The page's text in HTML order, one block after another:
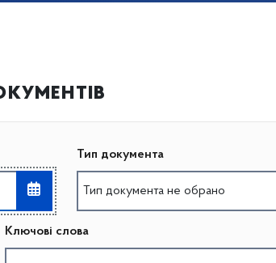
Тип документа
Тип документа не обрано
Ключові слова